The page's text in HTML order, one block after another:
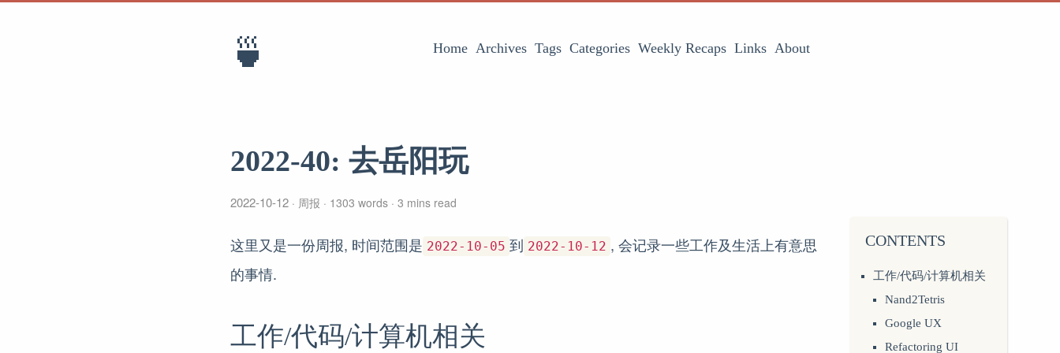
🍵 Home Archives Tags Categories Weekly Recaps Links About
2022-40: 去岳阳玩
2022-10-12 周报 1303 words 3 mins read
CONTENTS
工作/代码/计算机相关
Nand2Tetris
Google UX
Refactoring UI
这里又是一份周报, 时间范围是 2022-10-05 到 2022-10-12 , 会记录一些工作及生活上有意思
的事情.
工作/代码/计算机相关